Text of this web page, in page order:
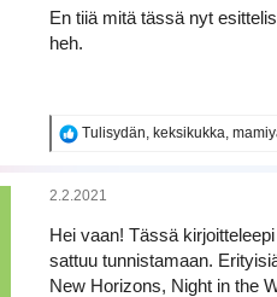
- jos kaipaat (huonoja)
En tiiä mitä tässä nyt
heh.
R
k
o
t
:
Tulisydän keksikukka
2.2.2021
Hei vaan! Tässä
sattuu tunnistamaan.
New Horizons, Night in the